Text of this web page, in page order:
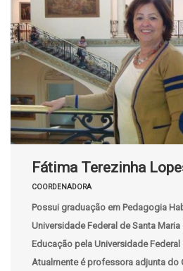
Fátima Terezinha
COORDENADORA
Possui graduação em Pedagogia
Universidade Federal de Santa
Educação pela Universidade Federal
Atualmente é professora adjunta do